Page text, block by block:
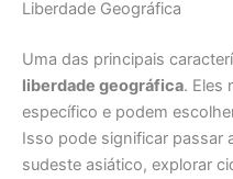
Liberdade Geográfica
Uma das principais
liberdade geográfica. Eles
específico e podem
Isso pode significar passar
sudeste asiático, explorar